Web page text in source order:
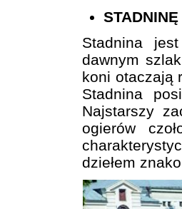
Stadnina
dawnym
koni otaczają
Stadnina
Najstarszy
ogierów
dziełem